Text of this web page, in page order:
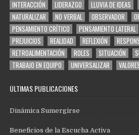
INTERACCIÓN
LIDERAZGO LLUVIA DE IDEAS
NATURALIZAR
NO VERBAL OBSERVADOR
PENSAMIENTO CRÍTICO
PENSAMIENTO LATERAL
PREJUICIOS
REALIDAD REFLEXIÓN
RETROALIMENTACIÓN
ROLES SITUACIÓN
TRABAJO EN EQUIPO
UNIVERSALIZAR
ÚLTIMAS PUBLICACIONES
Dinámica Sumergirse
Beneficios de la Escucha Activa